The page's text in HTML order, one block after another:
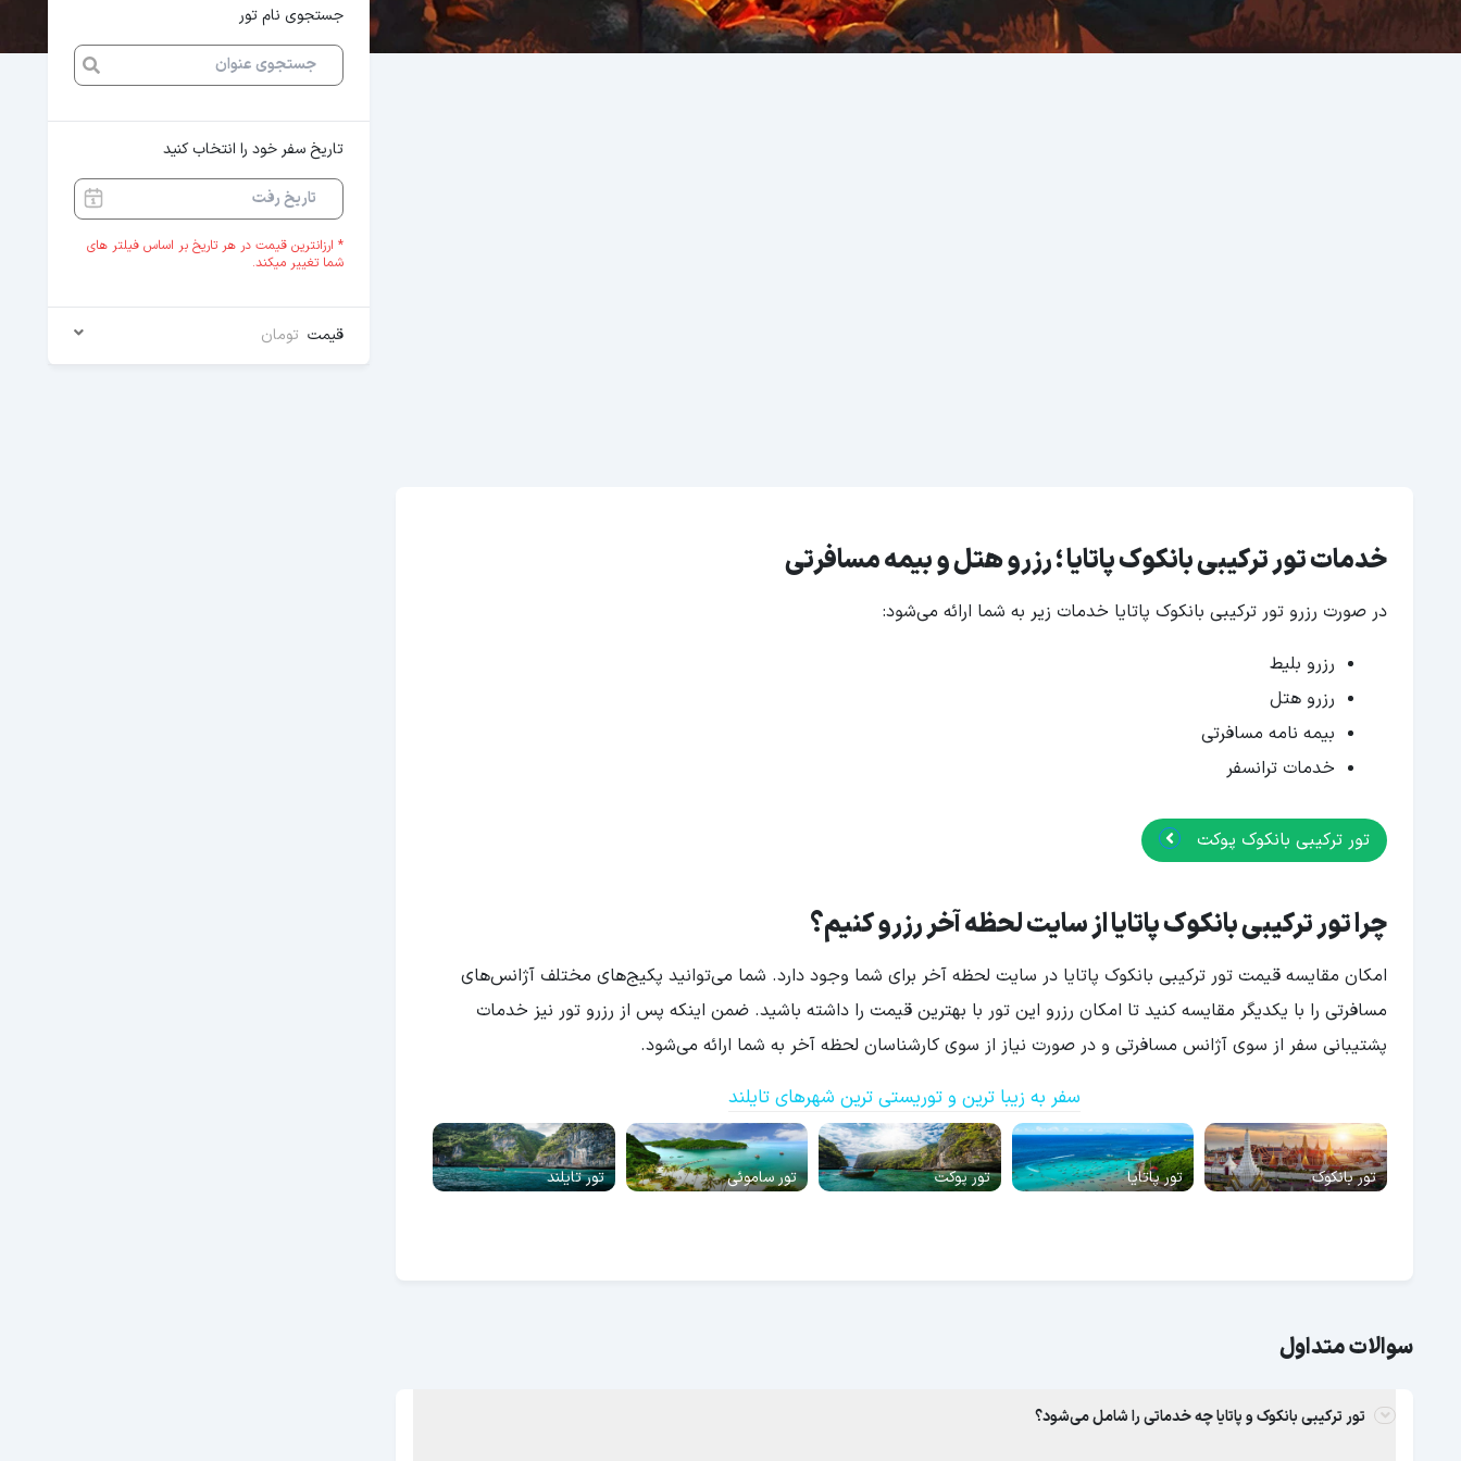
جستجوی نام تور
تاریخ سفر خود را انتخاب کنید
* ارزانترین قیمت در هر تاریخ بر اساس فیلتر های
شما تغییر میکند.
قیمت تومان
خدمات تور ترکیبی بانکوک پاتایا ؛ رزرو هتل و بیمه مسافرتی
در صورت رزرو تور ترکیبی بانکوک پاتایا خدمات زیر به شما ارائه می‌شود:
رزرو بلیط
رزرو هتل
بیمه نامه مسافرتی
خدمات ترانسفر
تور ترکیبی بانکوک پوکت
چرا تور ترکیبی بانکوک پاتایا از سایت لحظه آخر رزرو کنیم؟
امکان مقایسه قیمت تور ترکیبی بانکوک پاتایا در سایت لحظه آخر برای شما وجود دارد. شما می‌توانید پکیج‌های مختلف آژانس‌های
مسافرتی را با یکدیگر مقایسه کنید تا امکان رزرو این تور با بهترین قیمت را داشته باشید. ضمن اینکه پس از رزرو تور نیز خدمات
پشتیبانی سفر از سوی آژانس مسافرتی و در صورت نیاز از سوی کارشناسان لحظه آخر به شما ارائه می‌شود.
سفر به زیبا ترین و توریستی ترین شهرهای تایلند
تور بانکوک تور پاتایا تور پوکت تور ساموئی تور تایلند
سوالات متداول
تور ترکیبی بانکوک و پاتایا چه خدماتی را شامل می‌شود؟